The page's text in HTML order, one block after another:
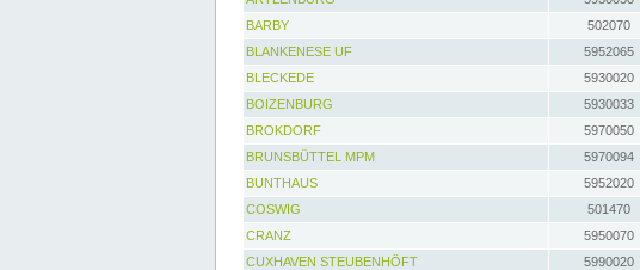
BARBY
502070
BLANKENESE UF
5952065
BLECKEDE
5930020
BOIZENBURG
5930033
BROKDORF
5970050
BRUNSBÜTTEL MPM
5970094
BUNTHAUS
5952020
COSWIG
501470
CRANZ
5950070
CUXHAVEN STEUBENHÖFT
5990020